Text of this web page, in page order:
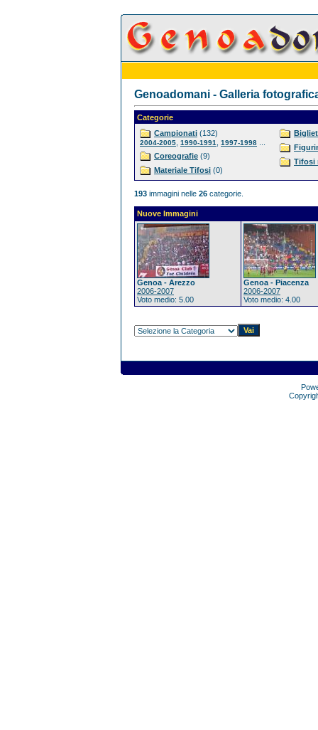
Genoadomani - Galleria
Categorie
Campionati (132)
2004-2005 1990-1991 1997-1998
Coreografie (9)
Materiale Tifosi (0)
Tifosi
193 immagini nelle 26 categorie.
Nuove Immagini
Genoa - Arezzo
2006-2007
Voto medio: 5.00
Genoa - Piacenza
2006-2007
Voto medio: 4.00